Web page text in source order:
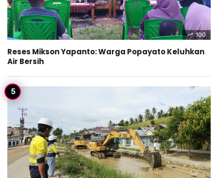
100
Reses Mikson Yapanto: Warga Popayato Keluhkan
Air Bersih